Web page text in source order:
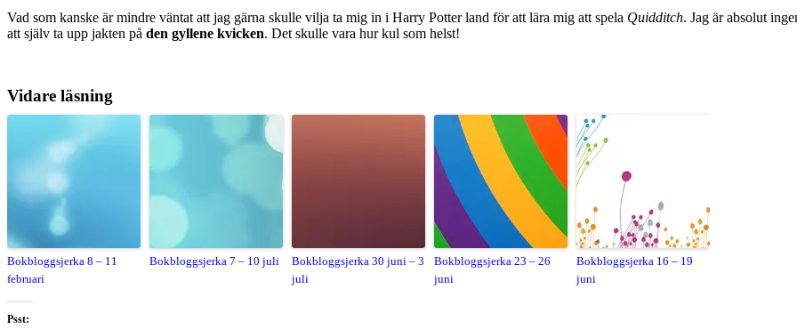
Vad som kanske är mindre väntat att jag gärna skulle vilja ta mig in i Harry Potter land för att lära mig att spela Quidditch. Jag är absolut
att själv ta upp jakten på den gyllene kvicken. Det skulle vara hur kul som helst!
Vidare läsning
Bokbloggsjerka 8 – 11
februari
Bokbloggsjerka 7 – 10 juli
Bokbloggsjerka 30 juni – 3
juli
Bokbloggsjerka 23 – 26
juni
Bokbloggsjerka 16 – 19
juni
Psst: